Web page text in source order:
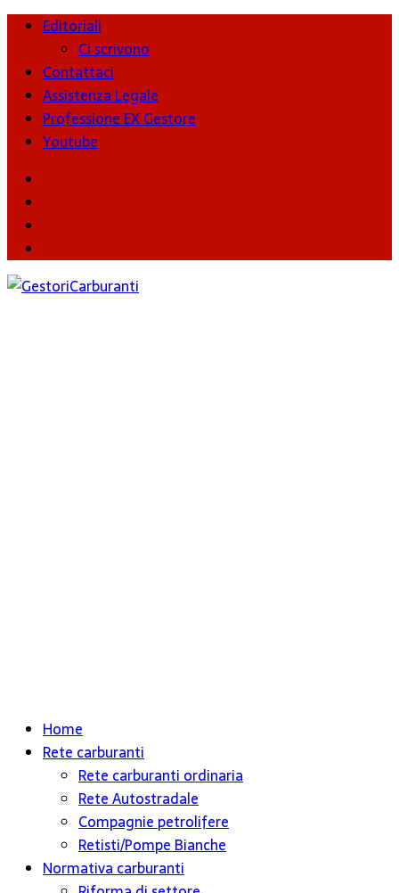
Editoriali
Ci scrivono
Contattaci
Assistenza Legale
Professione EX Gestore
Youtube
Home
Rete carburanti
Rete carburanti ordinaria
Rete Autostradale
Compagnie petrolifere
Retisti/Pompe Bianche
Normativa carburanti